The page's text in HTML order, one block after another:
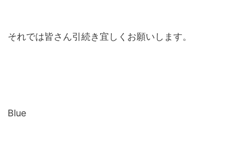
それでは皆さん引続き宜しくお願いします。
Blue